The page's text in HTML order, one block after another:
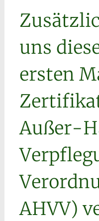
uns
ersten
Außer-
AHVV)